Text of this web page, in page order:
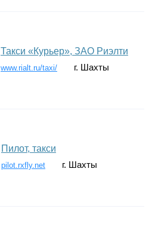
Такси «Курьер», ЗАО Риэлти
www.rialt.ru/taxi/ г. Шахты
Пилот, такси
pilot.rxfly.net г. Шахты